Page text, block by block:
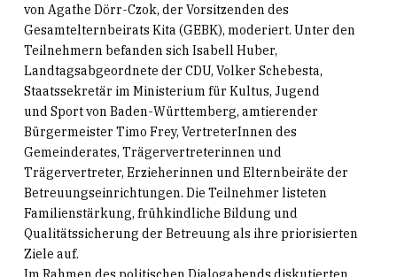
von Agathe Dörr-Czok, der Vorsitzenden des
Gesamtelternbeirats Kita (GEBK), moderiert. Unter den
Teilnehmern befanden sich Isabell Huber,
Landtagsabgeordnete der CDU, Volker Schebesta,
Staatssekretär im Ministerium für Kultus, Jugend
und Sport von Baden-Württemberg, amtierender
Bürgermeister Timo Frey, VertreterInnen des
Gemeinderates, Trägervertreterinnen und
Trägervertreter, Erzieherinnen und Elternbeiräte der
Betreuungseinrichtungen. Die Teilnehmer listeten
Familienstärkung, frühkindliche Bildung und
Qualitätssicherung der Betreuung als ihre priorisierten
Ziele auf.